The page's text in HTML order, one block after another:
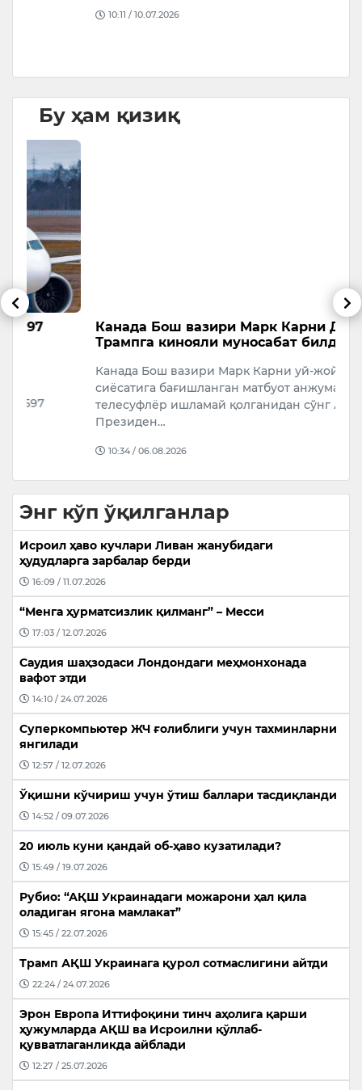
10:11 / 10.07.2026
Бу ҳам қизиқ
Канада Бош вазири Марк Карни Доналд
Трампга кинояли муносабат билдирди
Канада Бош вазири Марк Карни уй-жой
сиёсатига бағишланган матбуот анжуманида
телесуфлёр ишламай қолганидан сўнг АҚШ
Президен…
10:34 / 06.08.2026
Энг кўп ўқилганлар
Исроил ҳаво кучлари Ливан жанубидаги
ҳудудларга зарбалар берди
16:09 / 11.07.2026
“Менга ҳурматсизлик қилманг” – Месси
17:03 / 12.07.2026
Саудия шаҳзодаси Лондондаги меҳмонхонада
вафот этди
14:10 / 24.07.2026
Суперкомпьютер ЖЧ ғолиблиги учун тахминларни
янгилади
12:57 / 12.07.2026
Ўқишни кўчириш учун ўтиш баллари тасдиқланди
14:52 / 09.07.2026
20 июль куни қандай об-ҳаво кузатилади?
15:49 / 19.07.2026
Рубио: “АҚШ Украинадаги можарони ҳал қила
оладиган ягона мамлакат”
15:45 / 22.07.2026
Трамп АҚШ Украинага қурол сотмаслигини айтди
22:24 / 24.07.2026
Эрон Европа Иттифоқини тинч аҳолига қарши
ҳужумларда АҚШ ва Исроилни қўллаб-
қувватлаганликда айблади
12:27 / 25.07.2026